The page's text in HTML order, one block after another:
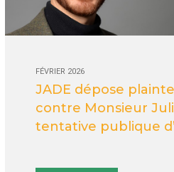
FÉVRIER 2026
JADE dépose
contre Monsieur
tentative publique